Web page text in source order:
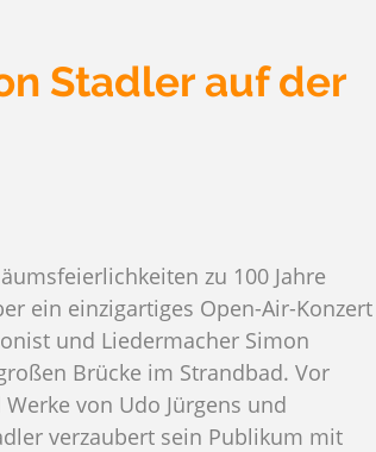
Stadler auf der
zu 100 Jahre
ein einzigartiges Open-Air-Konzert
und Liedermacher Simon
Brücke im Strandbad. Vor
von Udo Jürgens und
verzaubert sein Publikum mit